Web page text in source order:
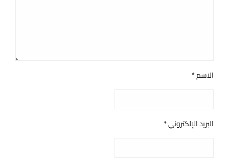
الاسم*
البريد الإلكتروني*